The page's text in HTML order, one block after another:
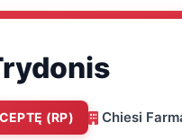
(RP) Chiesi